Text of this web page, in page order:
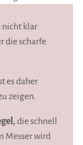
nicht klar
die scharfe
es daher
zeigen.
die schnell
Messer wird